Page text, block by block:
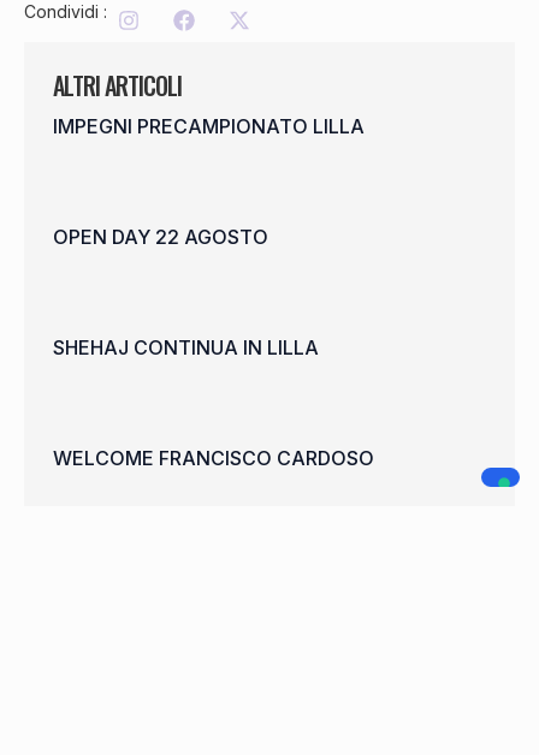
ALTRI ARTICOLI
IMPEGNI PRECAMPIONATO LILLA
OPEN DAY 22 AGOSTO
SHEHAJ CONTINUA IN LILLA
WELCOME FRANCISCO CARDOSO
Condividi :